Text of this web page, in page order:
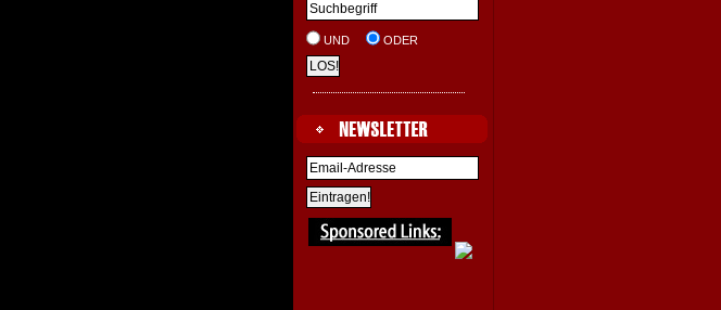
UND ODER